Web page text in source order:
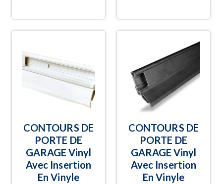
CONTOURS DE
PORTE DE
GARAGE Vinyl
Avec Insertion
En Vinyle
CONTOURS DE
PORTE DE
GARAGE Vinyl
Avec Insertion
En Vinyle